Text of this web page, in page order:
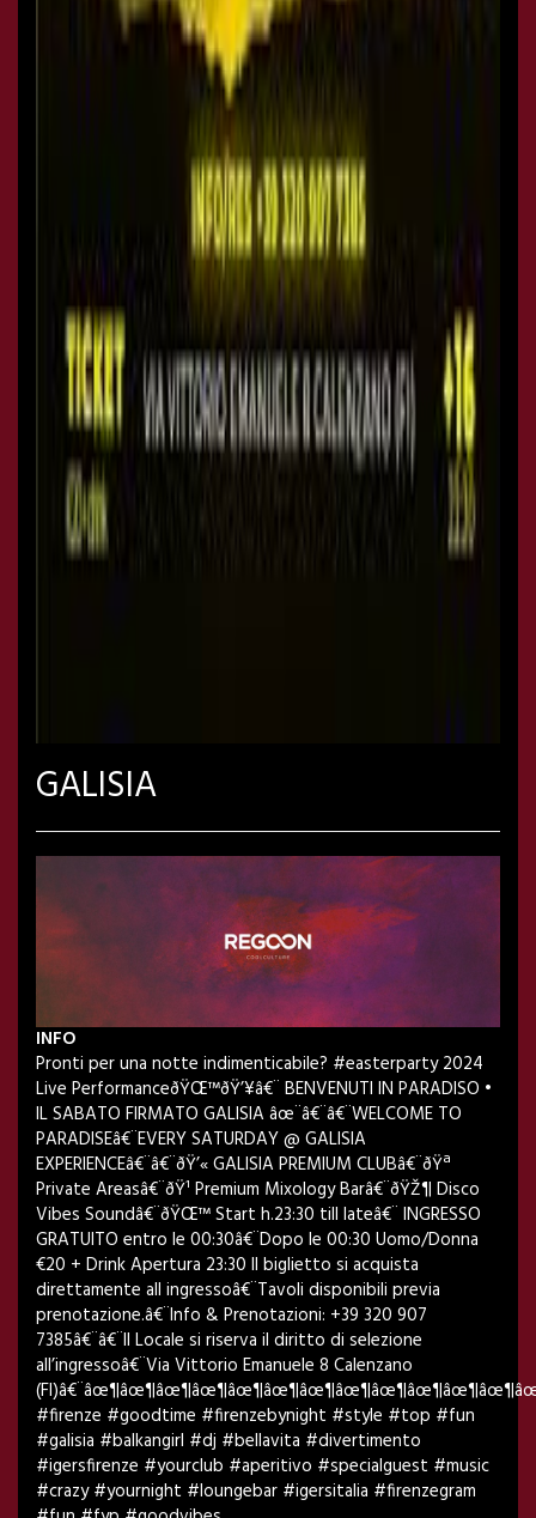
GALISIA
INFO
Pronti per una notte indimenticabile? #easterparty 2024
Live PerformanceðŸŒ™ðŸ’¥â€¨ BENVENUTI IN PARADISO •
IL SABATO FIRMATO GALISIA âœ¨â€¨â€¨WELCOME TO
PARADISEâ€¨EVERY SATURDAY @ GALISIA
EXPERIENCEâ€¨â€¨ðŸ’« GALISIA PREMIUM CLUBâ€¨ðŸª
Private Areasâ€¨ðŸ¹ Premium Mixology Barâ€¨ðŸŽ¶ Disco
Vibes Soundâ€¨ðŸŒ™ Start h.23:30 till lateâ€¨ INGRESSO
GRATUITO entro le 00:30â€¨Dopo le 00:30 Uomo/Donna
€20 + Drink Apertura 23:30 Il biglietto si acquista
direttamente all ingressoâ€¨Tavoli disponibili previa
prenotazione.â€¨Info & Prenotazioni: +39 320 907
7385â€¨â€¨Il Locale si riserva il diritto di selezione
all’ingressoâ€¨Via Vittorio Emanuele 8 Calenzano
#firenze #goodtime #firenzebynight #style #top #fun
#galisia #balkangirl #dj #bellavita #divertimento
#igersfirenze #yourclub #aperitivo #specialguest #music
#crazy #yournight #loungebar #igersitalia #firenzegram